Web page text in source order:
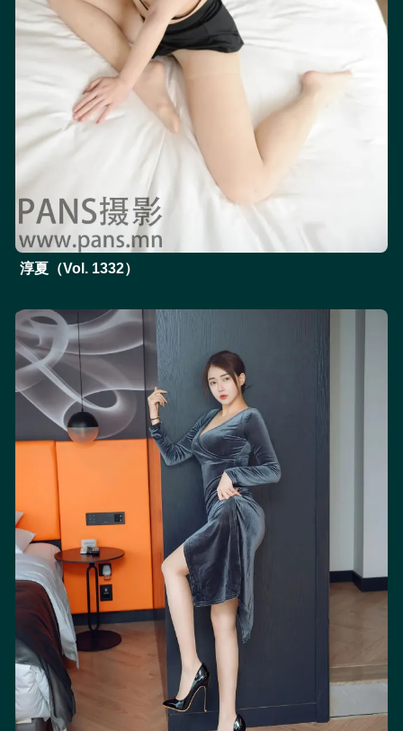
淳夏（Vol. 1332）